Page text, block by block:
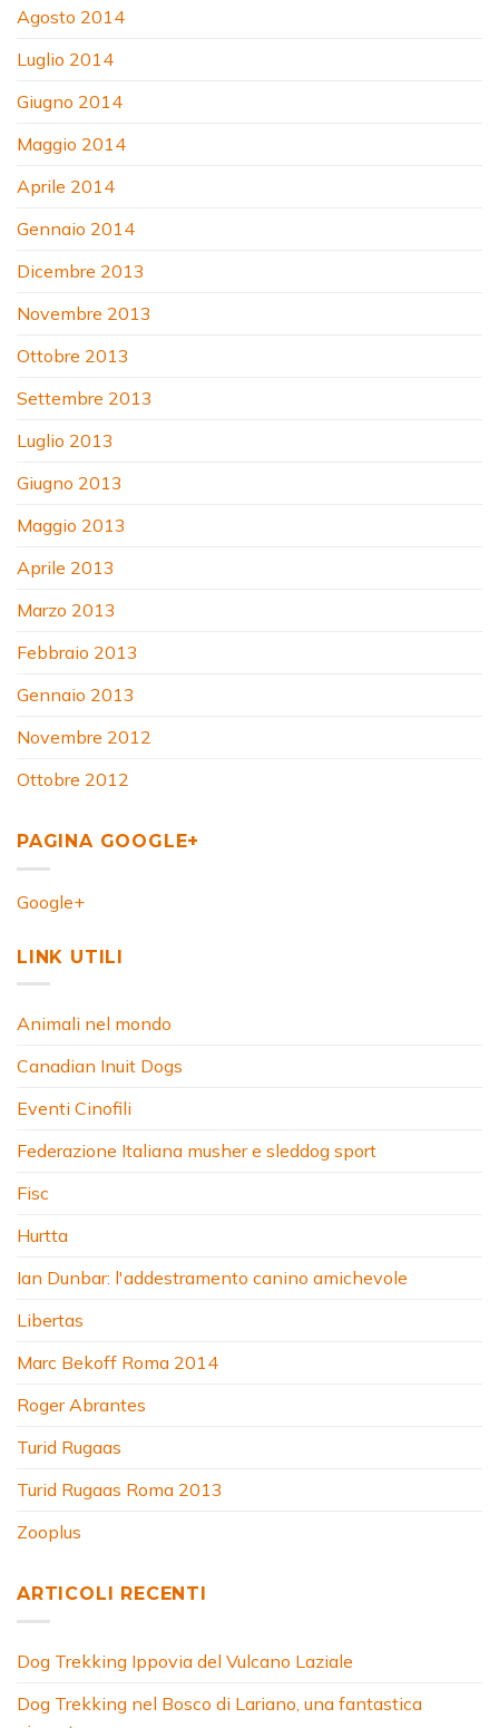
Agosto 2014
Luglio 2014
Giugno 2014
Maggio 2014
Aprile 2014
Gennaio 2014
Dicembre 2013
Novembre 2013
Ottobre 2013
Settembre 2013
Luglio 2013
Giugno 2013
Maggio 2013
Aprile 2013
Marzo 2013
Febbraio 2013
Gennaio 2013
Novembre 2012
Ottobre 2012
PAGINA GOOGLE+
Google+
LINK UTILI
Animali nel mondo
Canadian Inuit Dogs
Eventi Cinofili
Federazione Italiana musher e sleddog sport
Fisc
Hurtta
Ian Dunbar: l'addestramento canino amichevole
Libertas
Marc Bekoff Roma 2014
Roger Abrantes
Turid Rugaas
Turid Rugaas Roma 2013
Zooplus
ARTICOLI RECENTI
Dog Trekking Ippovia del Vulcano Laziale
Dog Trekking nel Bosco di Lariano, una fantastica